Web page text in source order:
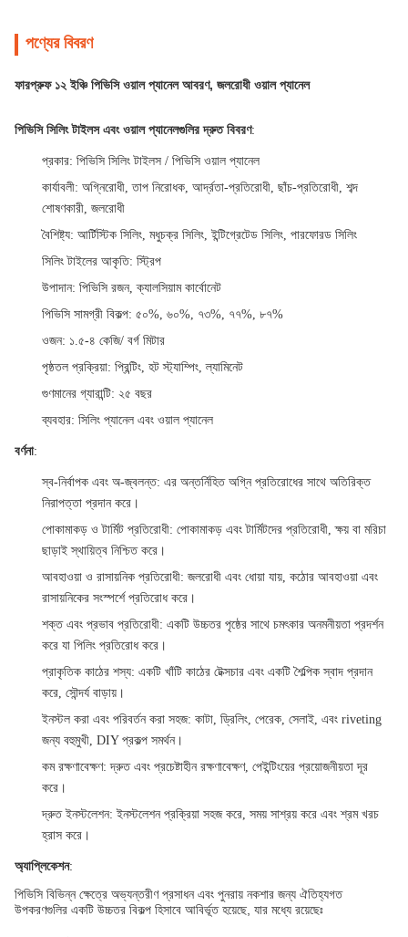
পণ্যের বিবরণ
ফারপ্রুফ ১২ ইঞ্চি পিভিসি ওয়াল প্যানেল আবরণ, জলরোধী ওয়াল প্যানেল
পিভিসি সিলিং টাইলস এবং ওয়াল প্যানেলগুলির দ্রুত বিবরণ:
প্রকার: পিভিসি সিলিং টাইলস / পিভিসি ওয়াল প্যানেল
কার্যাবলী: অগ্নিরোধী, তাপ নিরোধক, আর্দ্রতা-প্রতিরোধী, ছাঁচ-প্রতিরোধী, শব্দ
শোষণকারী, জলরোধী
বৈশিষ্ট্য: আর্টিস্টিক সিলিং, মধুচক্র সিলিং, ইন্টিগ্রেটেড সিলিং, পারফোরড সিলিং
সিলিং টাইলের আকৃতি: স্ট্রিপ
উপাদান: পিভিসি রজন, ক্যালসিয়াম কার্বোনেট
পিভিসি সামগ্রী বিকল্প: ৫০%, ৬০%, ৭৩%, ৭৭%, ৮৭%
ওজন: ১.৫-৪ কেজি/ বর্গ মিটার
পৃষ্ঠতল প্রক্রিয়া: প্রিন্টিং, হট স্ট্যাম্পিং, ল্যামিনেট
গুণমানের গ্যারান্টি: ২৫ বছর
ব্যবহার: সিলিং প্যানেল এবং ওয়াল প্যানেল
বর্ণনা:
স্ব-নির্বাপক এবং অ-জ্বলন্ত: এর অন্তর্নিহিত অগ্নি প্রতিরোধের সাথে অতিরিক্ত
নিরাপত্তা প্রদান করে।
পোকামাকড় ও টার্মিট প্রতিরোধী: পোকামাকড় এবং টার্মিটদের প্রতিরোধী, ক্ষয় বা মরিচা
ছাড়াই স্থায়িত্ব নিশ্চিত করে।
আবহাওয়া ও রাসায়নিক প্রতিরোধী: জলরোধী এবং ধোয়া যায়, কঠোর আবহাওয়া এবং
রাসায়নিকের সংস্পর্শে প্রতিরোধ করে।
শক্ত এবং প্রভাব প্রতিরোধী: একটি উচ্চতর পৃষ্ঠের সাথে চমৎকার অনমনীয়তা প্রদর্শন
করে যা পিলিং প্রতিরোধ করে।
প্রাকৃতিক কাঠের শস্য: একটি খাঁটি কাঠের টেক্সচার এবং একটি শৈল্পিক স্বাদ প্রদান
করে, সৌন্দর্য বাড়ায়।
ইনস্টল করা এবং পরিবর্তন করা সহজ: কাটা, ড্রিলিং, পেরেক, সেলাই, এবং riveting
জন্য বহুমুখী, DIY প্রকল্প সমর্থন।
কম রক্ষণাবেক্ষণ: দ্রুত এবং প্রচেষ্টাহীন রক্ষণাবেক্ষণ, পেইন্টিংয়ের প্রয়োজনীয়তা দূর
করে।
দ্রুত ইনস্টলেশন: ইনস্টলেশন প্রক্রিয়া সহজ করে, সময় সাশ্রয় করে এবং শ্রম খরচ
হ্রাস করে।
অ্যাপ্লিকেশন:
পিভিসি বিভিন্ন ক্ষেত্রে অভ্যন্তরীণ প্রসাধন এবং পুনরায় নকশার জন্য ঐতিহ্যগত
উপকরণগুলির একটি উচ্চতর বিকল্প হিসাবে আবির্ভূত হয়েছে, যার মধ্যে রয়েছেঃ